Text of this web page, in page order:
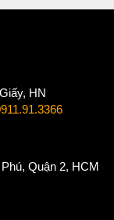
sân vườn đèn led
HN
Quận 2, HCM